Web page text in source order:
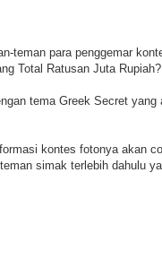
teman para penggemar
Total Ratusan Juta Rupiah?
tema Greek Secret yang
kontes fotonya akan
simak terlebih dahulu